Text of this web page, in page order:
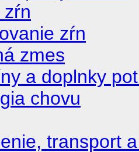
zŕn
zmes
a doplnky
chovu
transport